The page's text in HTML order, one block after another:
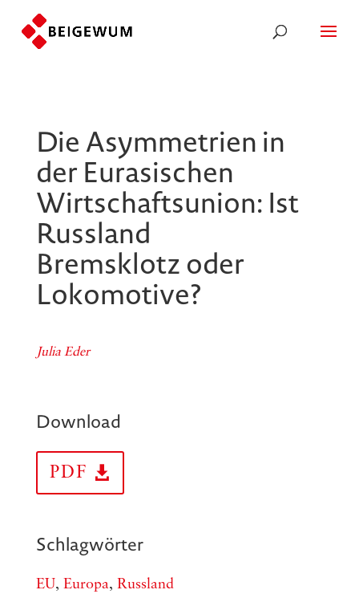
Die Asymmetrien in
der Eurasischen
Wirtschaftsunion: Ist
Russland
Bremsklotz oder
Lokomotive?
Julia Eder
Download
PDF
Schlagwörter
EU, Europa, Russland